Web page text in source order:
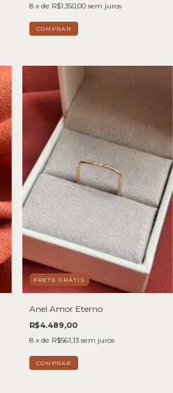
8 x de R$1.350,00 sem juros
FRETE GRÁTIS
Anel Amor Eterno
R$4.489,00
8 x de R$561,13 sem juros